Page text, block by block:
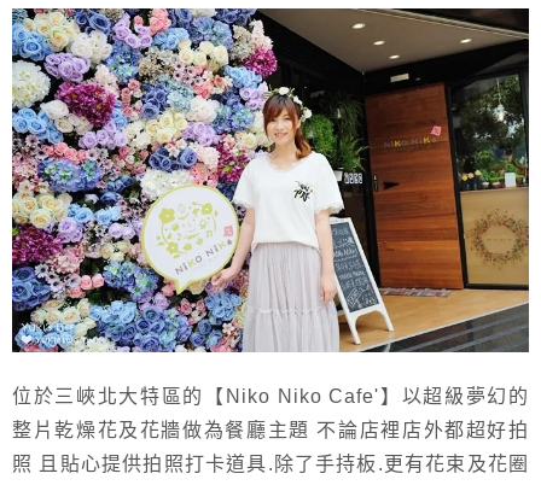
位於三峽北大特區的【Niko Niko Cafe'】以超級夢幻的
整片乾燥花及花牆做為餐廳主題 不論店裡店外都超好拍
照 且貼心提供拍照打卡道具.除了手持板.更有花束及花圈